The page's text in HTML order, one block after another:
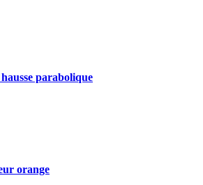
parabolique
orange